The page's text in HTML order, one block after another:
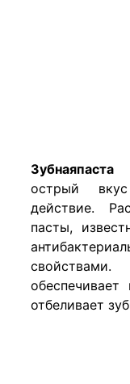
Зубнаяпаста
острый вкус
действие.
пасты,
свойствами
отбеливает